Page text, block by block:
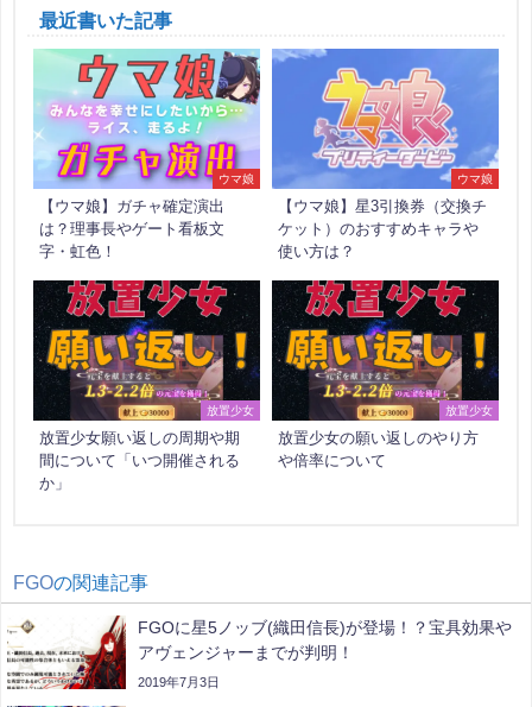
最近書いた記事
ウマ娘
【ウマ娘】ガチャ確定演出
は？理事長やゲート看板文
字・虹色！
ウマ娘
【ウマ娘】星3引換券（交換チ
ケット）のおすすめキャラや
使い方は？
放置少女
放置少女願い返しの周期や期
間について「いつ開催される
か」
放置少女
放置少女の願い返しのやり方
や倍率について
FGOの関連記事
FGOに星5ノッブ(織田信長)が登場！？宝具効果や
アヴェンジャーまでが判明！
2019年7月3日